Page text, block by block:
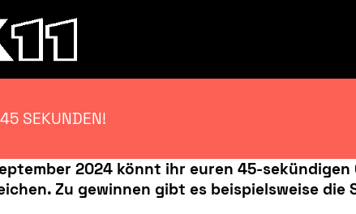
SEKUNDEN!
2024 könnt ihr euren 45-
Zu gewinnen gibt es beispielsweise die